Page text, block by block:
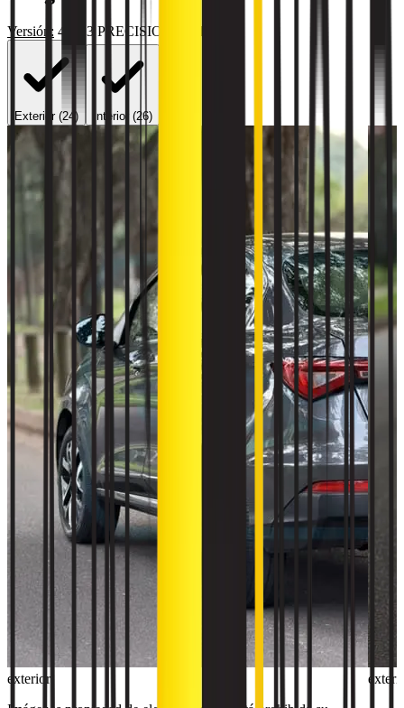
Versión: 4P 1.3 PRECISION CVT NEW
Exterior (24 ) Interior (26)
exterior